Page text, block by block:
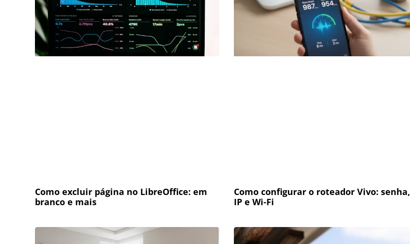
Como excluir página no LibreOffice: em
branco e mais
Como configurar o roteador Vivo: senha,
IP e Wi-Fi